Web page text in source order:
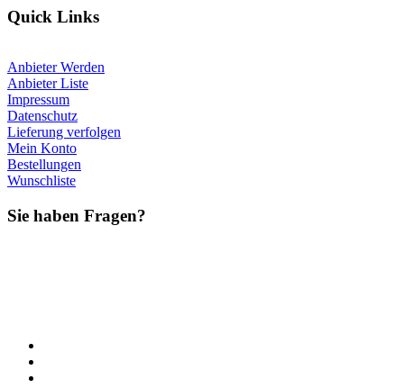
Quick Links
Anbieter Werden
Anbieter Liste
Impressum
Datenschutz
Lieferung verfolgen
Mein Konto
Bestellungen
Wunschliste
Sie haben Fragen?